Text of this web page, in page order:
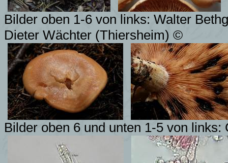
Bilder oben 1-6 von links: Walter
Dieter Wächter (Thiersheim) ©
Bilder oben 6 und unten 1-5 von links: